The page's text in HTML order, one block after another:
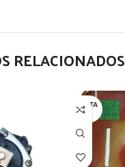
RELACIONADOS
AGOTA
DO